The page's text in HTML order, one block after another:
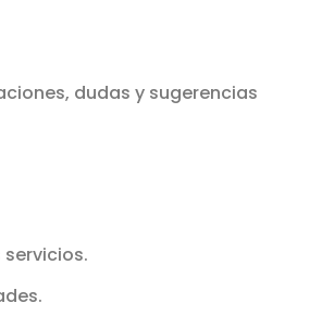
dudas y sugerencias